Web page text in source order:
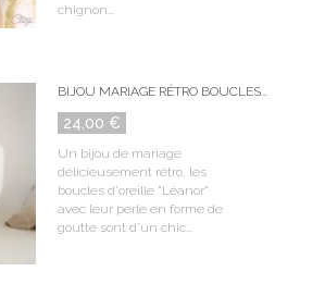
chignon...
BIJOU MARIAGE RÉTRO BOUCLES...
24,00 €
Un bijou de mariage
délicieusement rétro, les
boucles d'oreille "Léanor"
avec leur perle en forme de
goutte sont d'un chic...